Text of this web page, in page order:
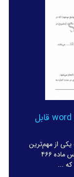
نمونه قرارداد اجاره کارخانه|فایل word , pdf قابل
یکی از مهم‌ترین
قراردادهای حوزه صنعت و تولید است که بر اساس ماده ۴۶۶
...